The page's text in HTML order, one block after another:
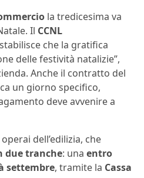
la tredicesima va
Il CCNL
che la gratifica
delle festività natalizie”,
Anche il contratto del
un giorno specifico,
deve avvenire a
dell’edilizia, che
due tranche: una entro
settembre, tramite la Cassa